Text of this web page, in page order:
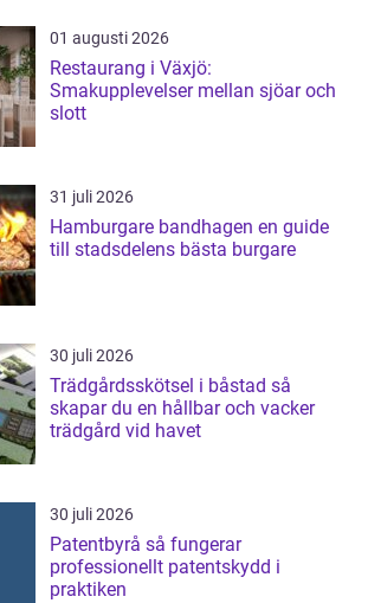
01 augusti 2026
Restaurang i Växjö:
Smakupplevelser mellan sjöar och
slott
31 juli 2026
Hamburgare bandhagen en guide
till stadsdelens bästa burgare
30 juli 2026
Trädgårdsskötsel i båstad så
skapar du en hållbar och vacker
trädgård vid havet
30 juli 2026
Patentbyrå så fungerar
professionellt patentskydd i
praktiken